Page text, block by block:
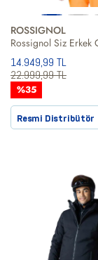
ROSSIGNOL
14.949,99 TL
22.999,99 TL
%35
Resmi Distribütör